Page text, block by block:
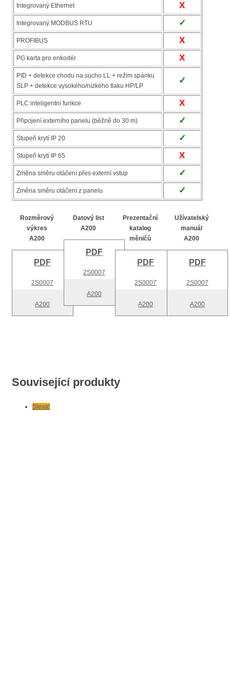
Integrovaný Ethernet X
Integrovaný MODBUS RTU ✓
PROFIBUS X
PG karta pro enkodér X
PID + detekce chodu na sucho LL + režim spánku
SLP + detekce vysokého/nízkého tlaku HP/LP
✓
PLC inteligentní funkce X
Připojení externího panelu (běžně do 30 m) ✓
Stupeň krytí IP 20 ✓
Stupeň krytí IP 65 X
Změna směru otáčení přes externí vstup ✓
Změna směru otáčení z panelu ✓
Rozměrový
výkres
A200
PDF
2S0007
A200
Datový list
A200
PDF
2S0007
A200
Prezentační
katalog
měničů
PDF
2S0007
A200
Užívatelský
manuál
A200
PDF
2S0007
A200
Související produkty
Sleva!